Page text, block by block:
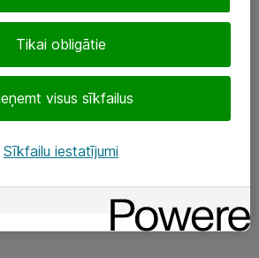
Tikai obligātie
visus sīkfailus
Sīkfailu iestatījumi